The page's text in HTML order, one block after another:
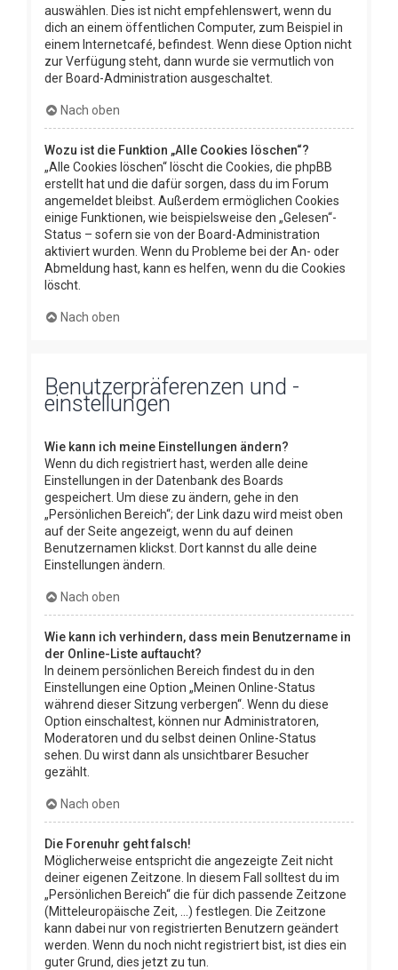
auswählen. Dies ist nicht empfehlenswert, wenn du
dich an einem öffentlichen Computer, zum Beispiel in
einem Internetcafé, befindest. Wenn diese Option nicht
zur Verfügung steht, dann wurde sie vermutlich von
der Board-Administration ausgeschaltet.
Nach oben
Wozu ist die Funktion „Alle Cookies löschen“?
„Alle Cookies löschen“ löscht die Cookies, die phpBB
erstellt hat und die dafür sorgen, dass du im Forum
angemeldet bleibst. Außerdem ermöglichen Cookies
einige Funktionen, wie beispielsweise den „Gelesen“-
Status – sofern sie von der Board-Administration
aktiviert wurden. Wenn du Probleme bei der An- oder
Abmeldung hast, kann es helfen, wenn du die Cookies
löscht.
Nach oben
Benutzerpräferenzen und -
einstellungen
Wie kann ich meine Einstellungen ändern?
Wenn du dich registriert hast, werden alle deine
Einstellungen in der Datenbank des Boards
gespeichert. Um diese zu ändern, gehe in den
„Persönlichen Bereich“; der Link dazu wird meist oben
auf der Seite angezeigt, wenn du auf deinen
Benutzernamen klickst. Dort kannst du alle deine
Einstellungen ändern.
Nach oben
Wie kann ich verhindern, dass mein Benutzername in
der Online-Liste auftaucht?
In deinem persönlichen Bereich findest du in den
Einstellungen eine Option „Meinen Online-Status
während dieser Sitzung verbergen“. Wenn du diese
Option einschaltest, können nur Administratoren,
Moderatoren und du selbst deinen Online-Status
sehen. Du wirst dann als unsichtbarer Besucher
gezählt.
Nach oben
Die Forenuhr geht falsch!
Möglicherweise entspricht die angezeigte Zeit nicht
deiner eigenen Zeitzone. In diesem Fall solltest du im
„Persönlichen Bereich“ die für dich passende Zeitzone
(Mitteleuropäische Zeit, ...) festlegen. Die Zeitzone
kann dabei nur von registrierten Benutzern geändert
werden. Wenn du noch nicht registriert bist, ist dies ein
guter Grund, dies jetzt zu tun.